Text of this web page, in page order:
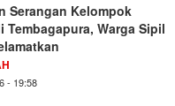
Serangan Kelompok
Tembagapura, Warga Sipil
- 19:58